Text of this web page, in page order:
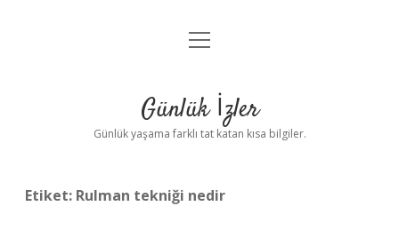
Anasayfa
Yasal Uyarı
menüyü
Günlük İzler
Günlük yaşama farklı tat katan kısa bilgiler.
Etiket: Rulman tekniği nedir